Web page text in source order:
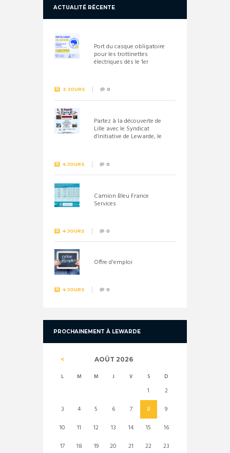
ACTUALITÉ RÉCENTE
Port du casque obligatoire
pour les trottinettes
électriques dès le 1er
3 JOURS 0
Partez à la découverte de
Lille avec le Syndicat
d’initiative de Lewarde, le
4 JOURS 0
Camion Bleu France
Services
4 JOURS 0
Offre d'emploi
4 JOURS 0
PROCHAINEMENT À LEWARDE
AOÛT 2026
L M M J V S D
1
2
3
4 5 6 7 8
9
10
11 12 13 14 15
16
17
18 19 20 21 22 23